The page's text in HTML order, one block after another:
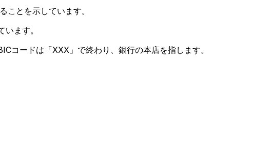
ことを示しています。
ます。
コードは「XXX」で終わり、銀行の本店を指します。